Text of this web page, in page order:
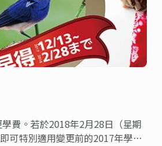
費。若於2018年2月28日（星期
可特別適用變更前的2017年學費